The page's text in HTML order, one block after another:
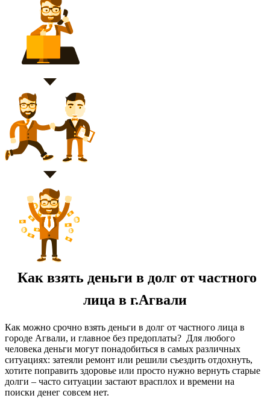
Как взять деньги в долг от частного
лица в г.Агвали
Как можно срочно взять деньги в долг от частного лица в
городе Агвали, и главное без предоплаты? Для любого
человека деньги могут понадобиться в самых различных
ситуациях: затеяли ремонт или решили съездить отдохнуть,
хотите поправить здоровье или просто нужно вернуть старые
долги – часто ситуации застают врасплох и времени на
поиски денег совсем нет.